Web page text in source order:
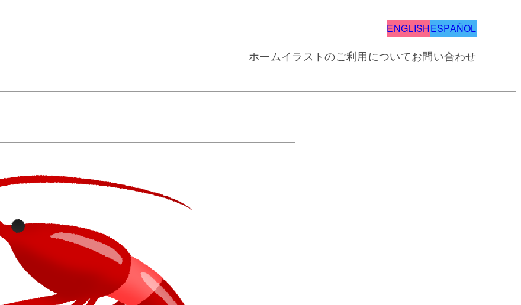
ENGLISHESPAÑOL
ホームイラストのご利用についてお問い合わせ